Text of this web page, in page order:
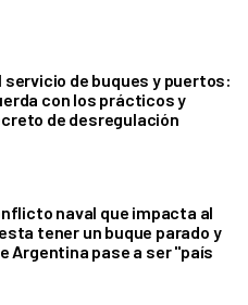
servicio de buques y puertos:
con los prácticos y
de desregulación
naval que impacta al
tener un buque parado y
Argentina pase a ser "país